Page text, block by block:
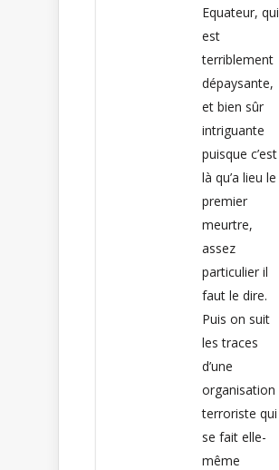
Equateur, qui
est
terriblement
dépaysante,
et bien sûr
intriguante
puisque c’est
là qu’a lieu le
premier
meurtre,
assez
particulier il
faut le dire.
Puis on suit
les traces
d’une
organisation
terroriste qui
se fait elle-
même